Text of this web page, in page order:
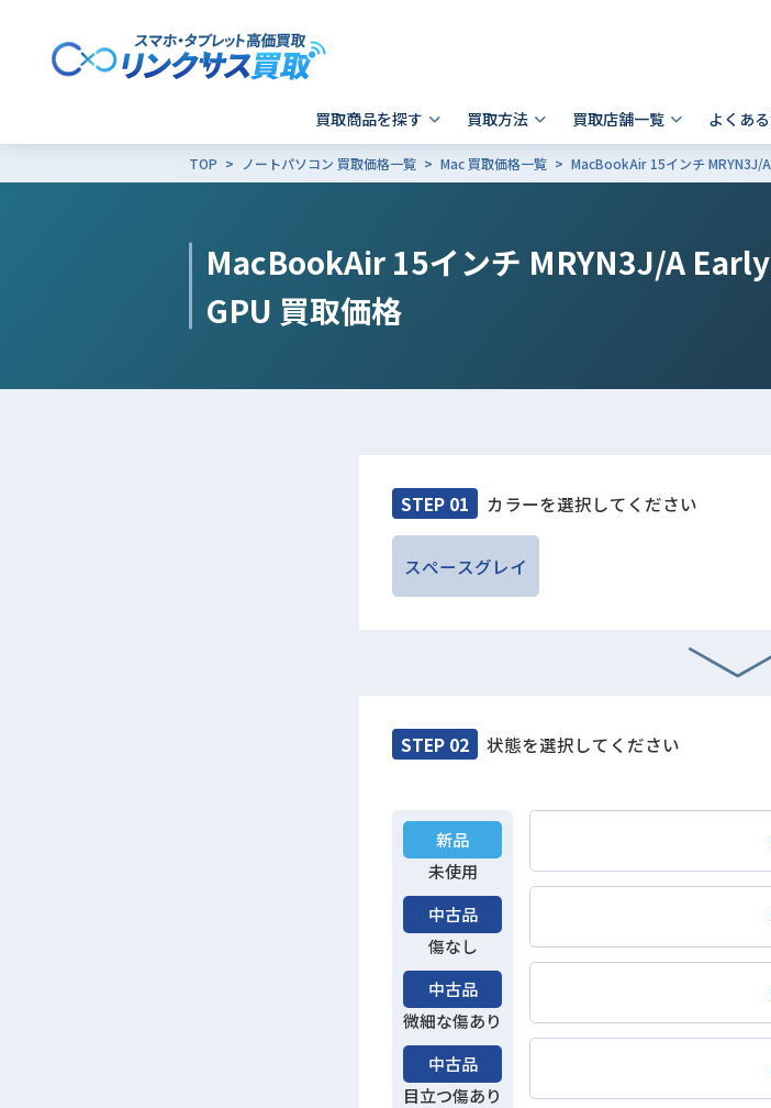
買取商品を探す
- Xperia
- Galaxy
- Pixel
その他ブランド
- Galaxy Tab
-
買取方法 買取店舗一覧
- 品川 ウィング高輪店
よくあ
TOP ノートパソコン 買取価格一覧 Mac 買取価格一覧 MacBookAir 15インチ MRYN3J/
MacBookAir 15インチ MRYN3J/A
GPU 買取価格
STEP 01 カラーを選択してください
スペースグレイ
STEP 02 状態を選択してください
新品
未使用
中古品
傷なし
中古品
微細な傷あり
中古品
目立つ傷あり